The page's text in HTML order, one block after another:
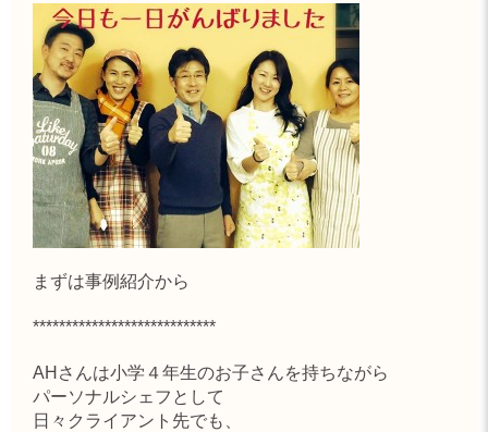
まずは事例紹介から
****************************
AH さんは小学４年生のお子さんを持ちながら
パーソナルシェフとして
日々クライアント先でも、